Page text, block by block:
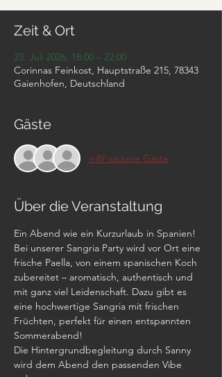
Zeit & Ort
23. Juli 2026, 18:00 – 22:00
Corinnas Feinkost, Hauptstraße 215, 78343
Gaienhofen, Deutschland
Gäste
+49 weitere Gäste
Über die Veranstaltung
Ein Abend wie ein Kurzurlaub in Spanien!
Bei unserer Sangria Party wird vor Ort eine
frische Paella, von einem spanischen Koch
zubereitet – aromatisch, authentisch und
mit ganz viel Leidenschaft. Dazu gibt es
eine hochwertige Sangria mit frischen
Früchten, perfekt für einen entspannten
Sommerabend!
Die Hintergrundbegleitung durch Sanny
wird dem Abend den passenden Vibe